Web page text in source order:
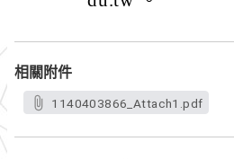
相關附件
1140403866_Attach1.pdf